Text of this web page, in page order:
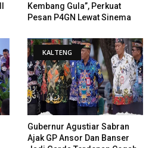
Kembang Gula”, Perkuat
Pesan P4GN Lewat Sinema
KALTENG
Gubernur Agustiar Sabran
Ajak GP Ansor Dan Banser